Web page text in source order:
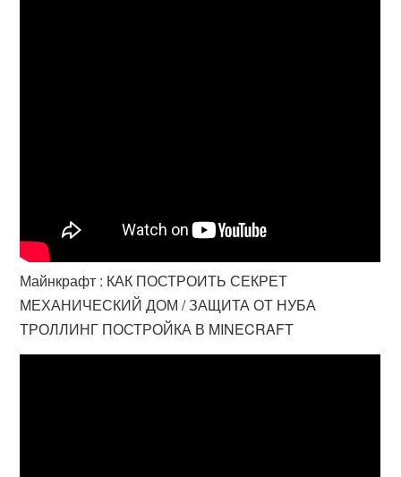
Майнкрафт : КАК ПОСТРОИТЬ СЕКРЕТ
МЕХАНИЧЕСКИЙ ДОМ / ЗАЩИТА ОТ НУБА
ТРОЛЛИНГ ПОСТРОЙКА В MINECRAFT